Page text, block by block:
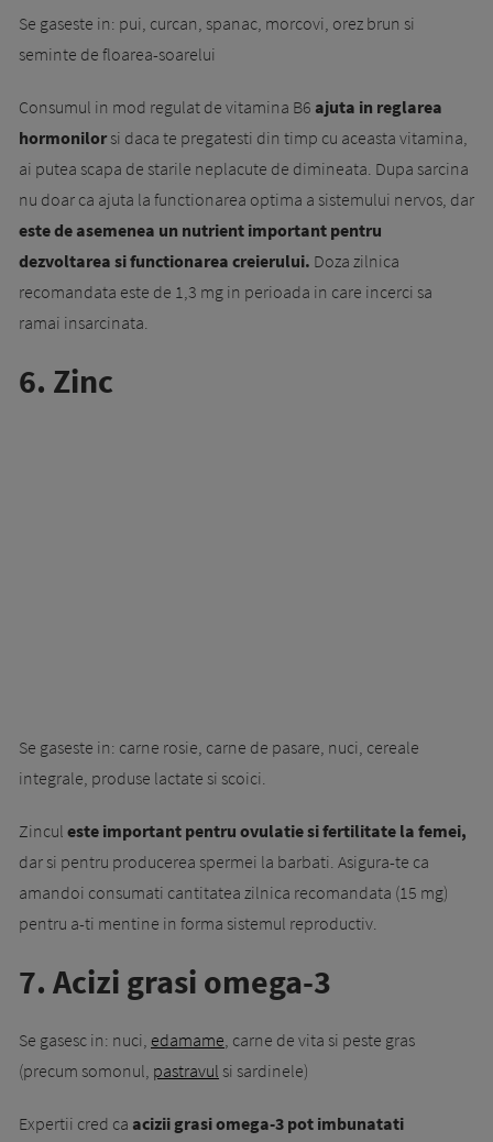
Se gaseste in: pui, curcan, spanac, morcovi, orez brun si
seminte de floarea-soarelui
Consumul in mod regulat de vitamina B6 ajuta in reglarea
hormonilorsi daca te pregatesti din timp cu aceasta vitamina,
ai putea scapa de starile neplacute de dimineata. Dupa sarcina
nu doar ca ajuta la functionarea optima a sistemului nervos, dar
este de asemenea un nutrient important pentru
dezvoltarea si functionarea creierului. Doza zilnica
recomandata este de 1,3 mg in perioada in care incerci sa
ramai insarcinata.
6. Zinc
Se gaseste in: carne rosie, carne de pasare, nuci, cereale
integrale, produse lactate si scoici.
Zincul este important pentru ovulatie si fertilitate la femei,
dar si pentru producerea spermei la barbati. Asigura-te ca
amandoi consumati cantitatea zilnica recomandata (15 mg)
pentru a-ti mentine in forma sistemul reproductiv.
7. Acizi grasi omega-3
Se gasesc in: nuci, edamame, carne de vita si peste gras
(precum somonul, pastravul si sardinele)
Expertii cred ca acizii grasi omega-3 pot imbunatati